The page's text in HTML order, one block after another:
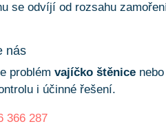
se odvíjí od rozsahu
nás
problémvajíčko štěnice
i účinné řešení.
366 287